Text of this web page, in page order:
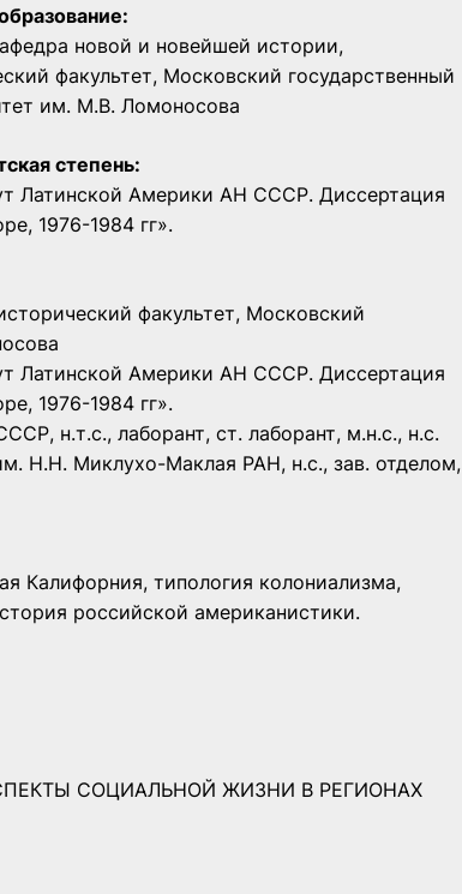
новой и новейшей истории,
факультет, Московский государственный
им. М.В. Ломоносова
степень:
Латинской Америки АН СССР. Диссертация
1976-1984 гг».
факультет, Московский
Латинской Америки АН СССР. Диссертация
1976-1984 гг».
н.т.с., лаборант, ст. лаборант, м.н.с., н.с.
Н.Н. Миклухо-Маклая РАН, н.с., зав. отделом,
Калифорния, типология колониализма,
российской американистики.
СОЦИАЛЬНОЙ ЖИЗНИ В РЕГИОНАХ